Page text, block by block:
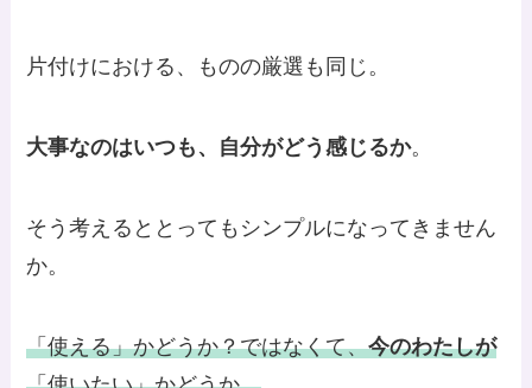
片付けにおける、ものの厳選も同じ。
大事なのはいつも、自分がどう感じるか。
そう考えるととってもシンプルになってきません
か。
「使える」かどうか？ではなくて、今のわたしが